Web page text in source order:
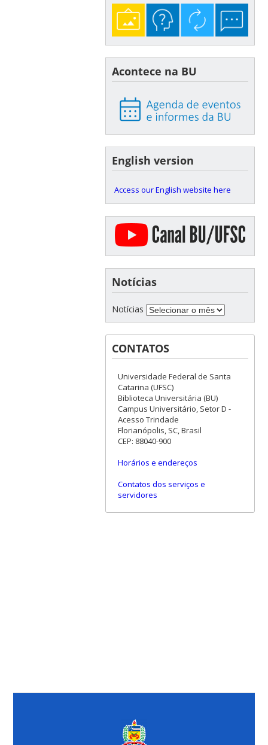
Acontece na BU
English version
Access our English website here
Notícias
Notícias
CONTATOS
Universidade Federal de Santa
Catarina (UFSC)
Biblioteca Universitária (BU)
Campus Universitário, Setor D -
Acesso Trindade
Florianópolis, SC, Brasil
CEP: 88040-900
Horários e endereços
Contatos dos serviços e
servidores